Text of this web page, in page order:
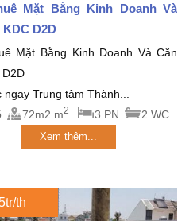
Mặt Bằng Kinh Doanh Và
KDC D2D
Mặt Bằng Kinh Doanh Và Căn
D2D
ngay Trung tâm Thành...
72m2 m2 3 PN 2 WC
Xem thêm...
th